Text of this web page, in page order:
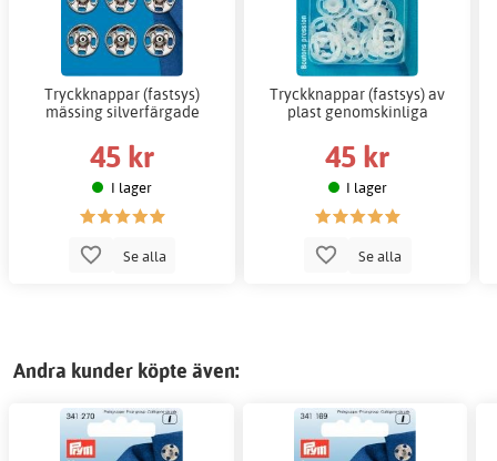
Tryckknappar (fastsys)
mässing silverfärgade
45 kr
I lager
Se alla
Tryckknappar (fastsys) av
plast genomskinliga
45 kr
I lager
Se alla
Andra kunder köpte även: